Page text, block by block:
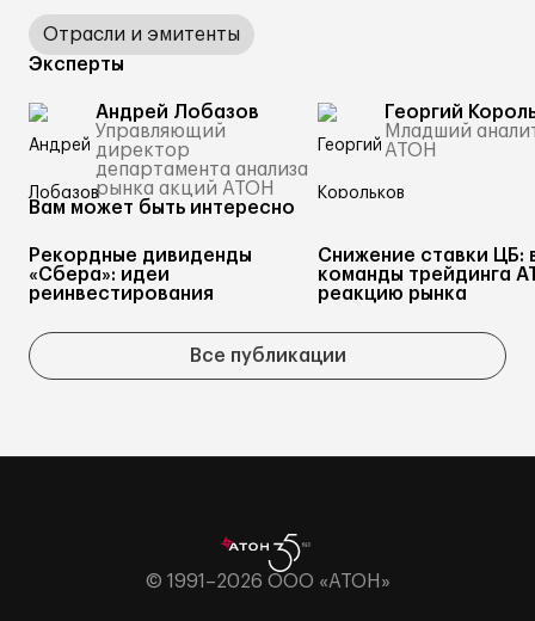
Отрасли и эмитенты
Эксперты
Андрей Лобазов
Управляющий
директор
департамента анализа
рынка акций АТОН
Георгий
Младший
АТОН
Вам может быть интересно
Рекордные дивиденды
«Сбера»: идеи
реинвестирования
Снижение ставки ЦБ:
команды трейдинга
реакцию рынка
Все публикации
© 1991–2026 ООО «АТОН»